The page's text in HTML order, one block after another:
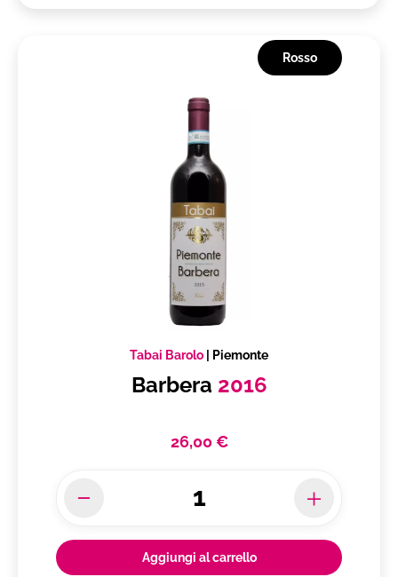
Rosso
Tabai Barolo Piemonte
Barbera 2016
26,00 €
Aggiungi al carrello